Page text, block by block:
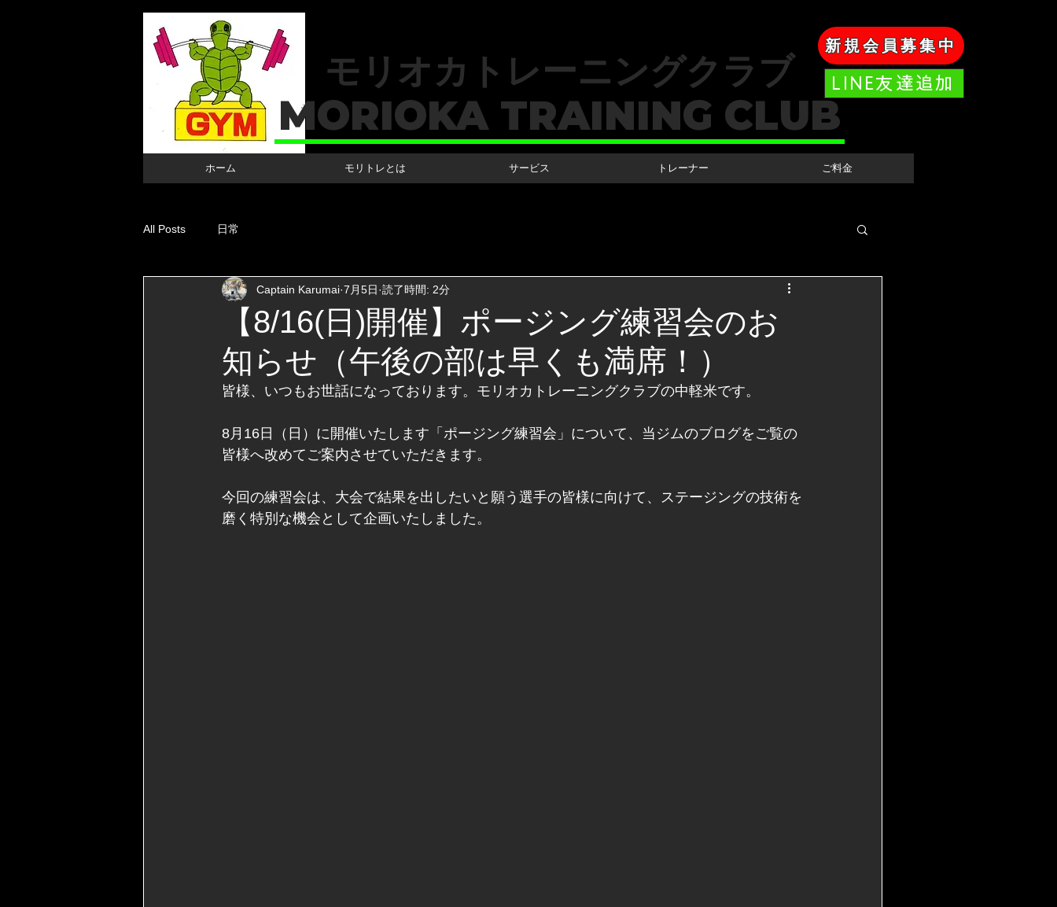
MORIOKA TRAINING CLUB
​モリオカトレーニングクラブ
新規会員募集中
LINE友達追加
ホーム モリトレとは サービス トレーナー ご料金
All Posts 日常
【8/16(日)開催】ポージング練習会のお
知らせ（午後の部は早くも満席！）
Captain Karumai 7月5日 読了時間: 2分
皆様、いつもお世話になっております。モリオカトレーニングクラブの中軽米です。
8月16日（日）に開催いたします「ポージング練習会」について、当ジムのブログをご覧の
皆様へ改めてご案内させていただきます。
今回の練習会は、大会で結果を出したいと願う選手の皆様に向けて、ステージングの技術を
磨く特別な機会として企画いたしました。